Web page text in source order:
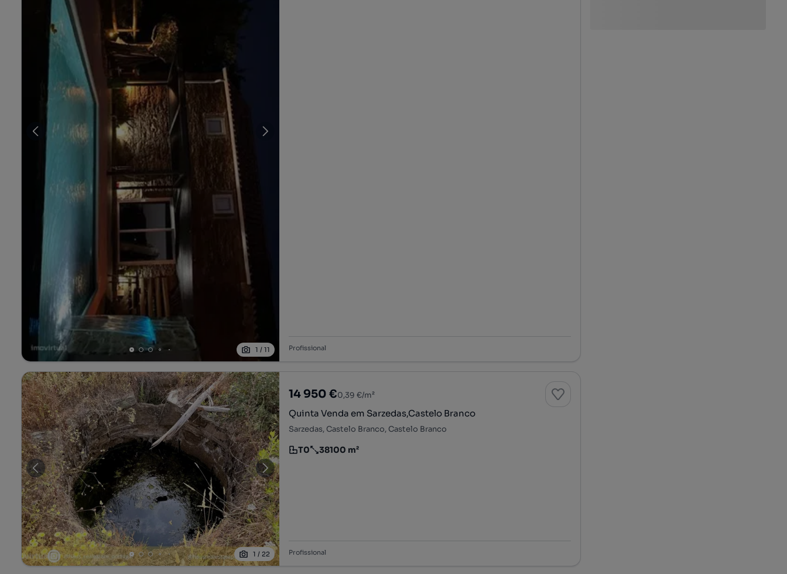
1 /11 Profissional
1 / 22
14 950 €0,39 €/m²
Quinta Venda em Sarzedas,Castelo Branco
Sarzedas, Castelo Branco, Castelo Branco
Tipologia
T0
Preço por metro quadrado
38100 m²
Profissional